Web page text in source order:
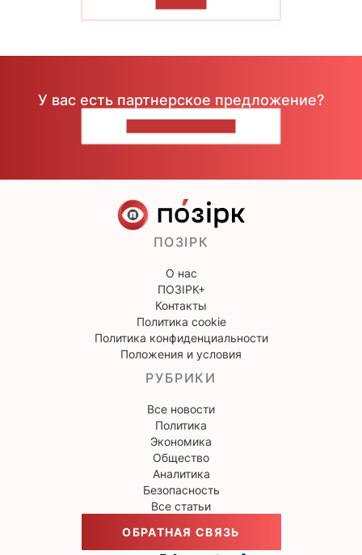
У вас есть партнерское предложение?
ПОЗІРК
О нас
ПОЗІРК+
Контакты
Политика cookie
Политика конфиденциальности
Положения и условия
РУБРИКИ
Все новости
Политика
Экономика
Общество
Аналитика
Безопасность
Все статьи
ОБРАТНАЯ СВЯЗЬ